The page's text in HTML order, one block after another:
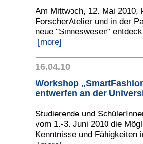
Am Mittwoch, 12. Mai 2010,
ForscherAtelier und in der
neue "Sinneswesen"
[more]
16.04.10
Workshop
entwerfen an der
Studierende und
vom 1.-3. Juni 2010 die
Kenntnisse und Fähigkeiten